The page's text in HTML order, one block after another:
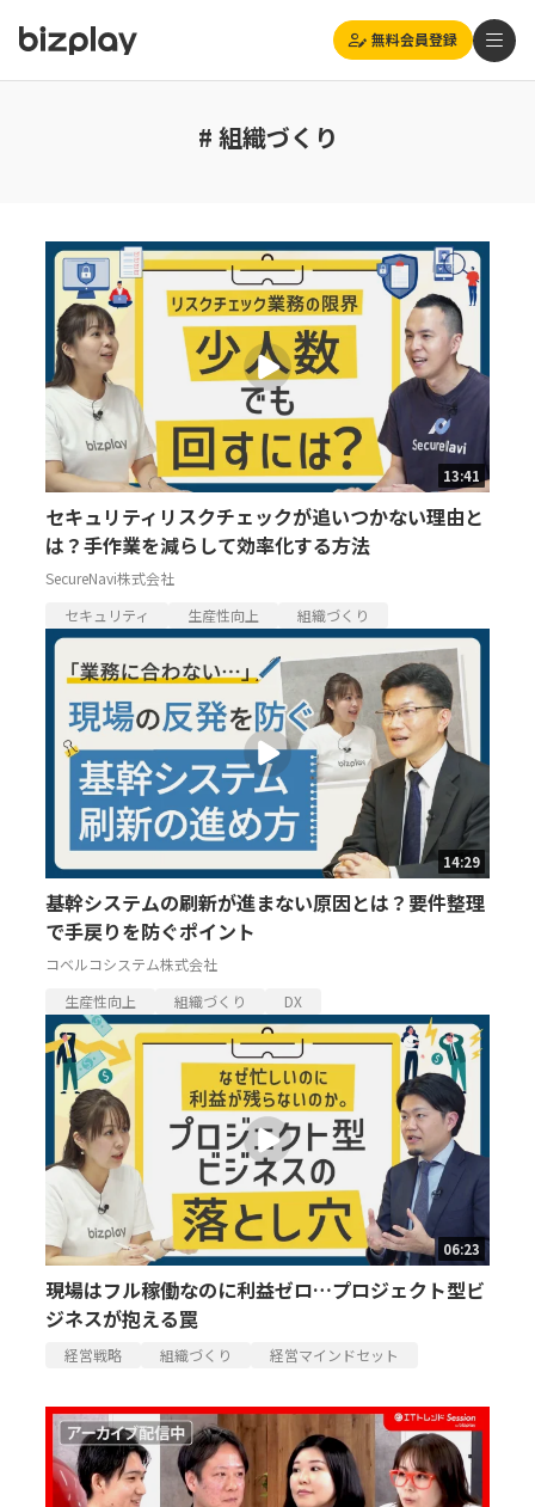
無料会員登録
# 組織づくり
13:41
セキュリティリスクチェックが追いつかない理由と
は？手作業を減らして効率化する方法
SecureNavi株式会社
セキュリティ
生産性向上 組織づくり
14:29
基幹システムの刷新が進まない原因とは？要件整理
で手戻りを防ぐポイント
コベルコシステム株式会社
生産性向上
組織づくり DX
06:23
現場はフル稼働なのに利益ゼロ…プロジェクト型ビ
ジネスが抱える罠
経営戦略 組織づくり 経営マインドセット